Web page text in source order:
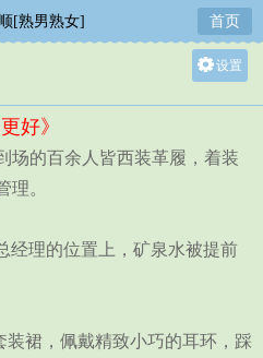
[熟男熟女] 首页
设置
中
好》
的百余人皆西装革履，着装
理。
理的位置上，矿泉水被提前
裙，佩戴精致小巧的耳环，踩